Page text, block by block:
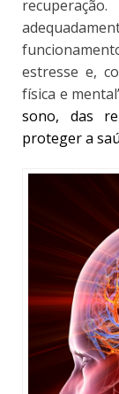
estresse e,
física e
sono, das
proteger a